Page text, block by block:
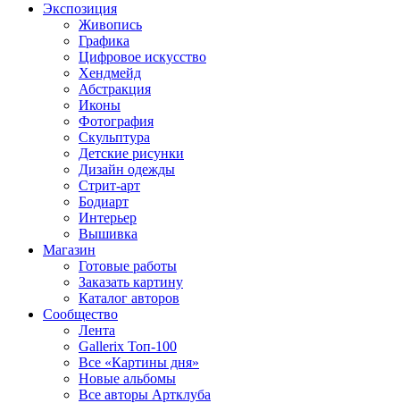
Экспозиция
Живопись
Графика
Цифровое искусство
Хендмейд
Абстракция
Иконы
Фотография
Скульптура
Детские рисунки
Дизайн одежды
Стрит-арт
Бодиарт
Интерьер
Вышивка
Магазин
Готовые работы
Заказать картину
Каталог авторов
Сообщество
Лента
Gallerix Топ-100
Все «Картины дня»
Новые альбомы
Все авторы Артклуба